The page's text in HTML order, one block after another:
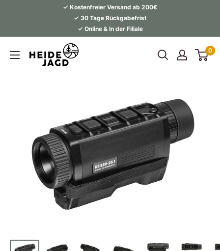
✓ Kostenfreier Versand ab 200€
✓ 30 Tage Rückgabefrist
✓ Online & In der Filiale
0